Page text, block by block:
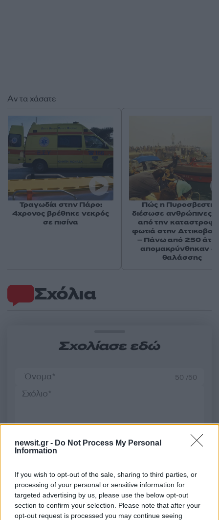
newsit.gr - Do Not Process My Personal
Information
If you wish to opt-out of the sale, sharing to third parties, or
processing of your personal or sensitive information for
targeted advertising by us, please use the below opt-out
section to confirm your selection. Please note that after your
opt-out request is processed you may continue seeing
Σχόλια
Σχολίασε εδώ
50 /50
2000 /2000
Όροι Χρήσης. Το site προστατεύεται από reCAPTCHA, ισχύουν
Πολιτική Απορρήτου &Όροι Χρήσηςτης Google.
Lifestyle
ΔΗΜΗΤΡΑ ΠΑΠΑΔΗΜΑ
ΕΡΩΤΑΣ
Αν τα χάσατε
Τραγωδία στην Πάρο:
4χρονος βρέθηκε νεκρός
σε πισίνα
Πώς η
διέσωσε ανθρώπινες
από την
φωτιά στην
– Πάνω από 250
απομακρύνθηκαν
θαλάσσης